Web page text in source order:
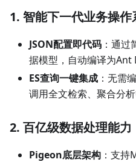
1. 智能下一代业务操作
JSON配置即代码 ：通
据模型，自动编译为Ant
ES查询一键集成 ：无需
调用全文检索、聚合分析
2. 百亿级数据处理能力
Pigeon底层架构 ：支持